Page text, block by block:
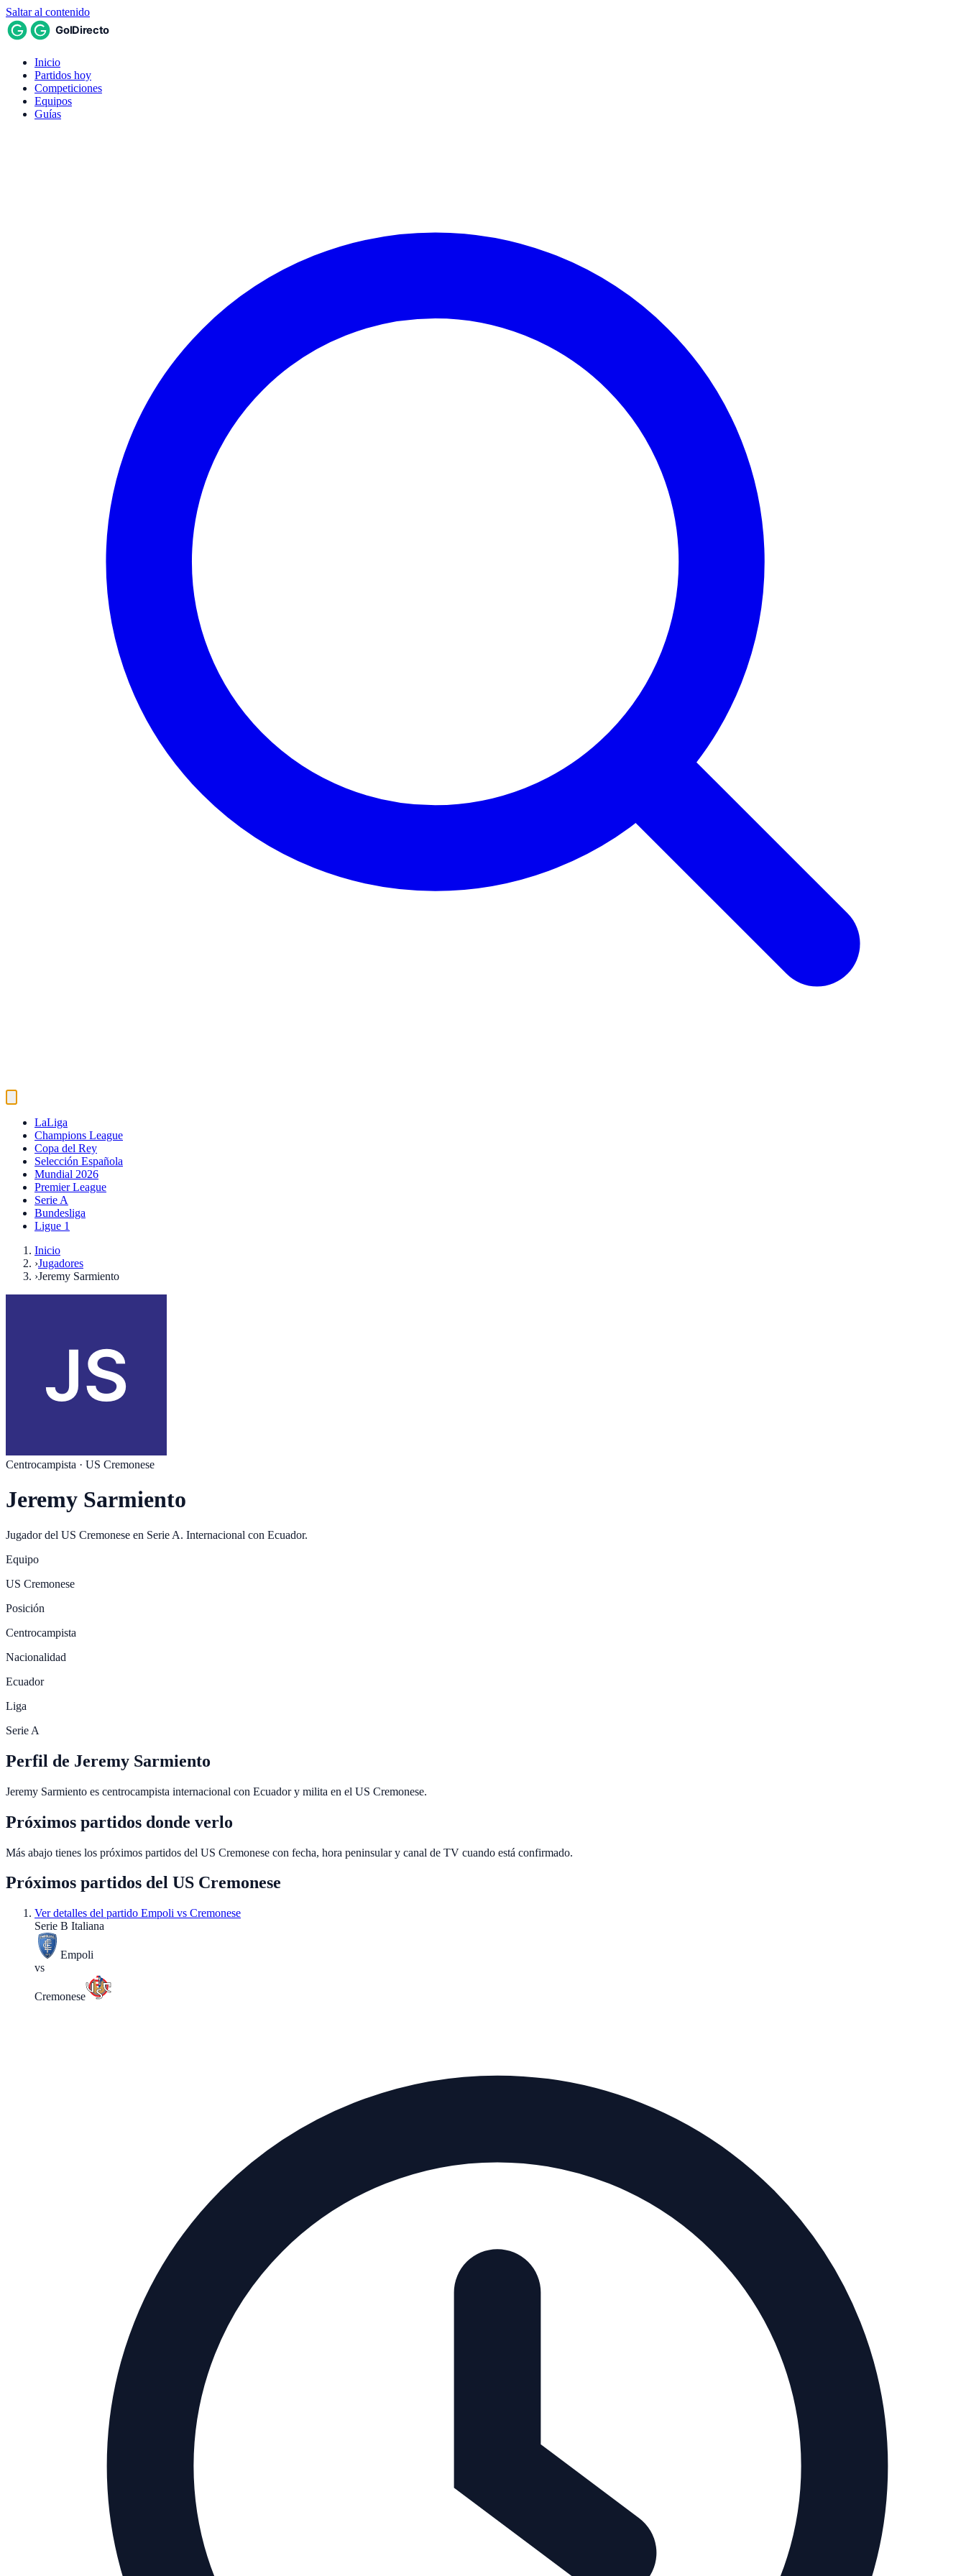
Saltar al contenido
Inicio
Partidos hoy
Competiciones
Equipos
Guías
LaLiga
Champions League
Copa del Rey
Selección Española
Mundial 2026
Premier League
Serie A
Bundesliga
Ligue 1
Inicio
›Jugadores
›Jeremy Sarmiento
Centrocampista · US Cremonese
Jeremy Sarmiento
Jugador del US Cremonese en Serie A. Internacional con Ecuador.
Equipo
US Cremonese
Posición
Centrocampista
Nacionalidad
Ecuador
Liga
Serie A
Perfil de Jeremy Sarmiento
Jeremy Sarmiento es centrocampista internacional con Ecuador y milita en el US Cremonese.
Próximos partidos donde verlo
Más abajo tienes los próximos partidos del US Cremonese con fecha, hora peninsular y canal de TV cuando está confirmado.
Próximos partidos del US Cremonese
Ver detalles del partido Empoli vs Cremonese
Serie B Italiana
Empoli
vs
Cremonese